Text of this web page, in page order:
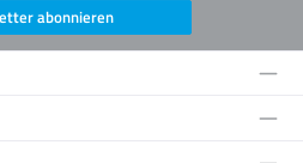
abonnieren